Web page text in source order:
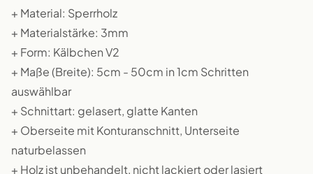
+ Material: Sperrholz
+ Materialstärke: 3mm
+ Form: Kälbchen V2
+ Maße (Breite): 5cm - 50cm in 1cm Schritten
auswählbar
+ Schnittart: gelasert, glatte Kanten
+ Oberseite mit Konturanschnitt, Unterseite
naturbelassen
+ Holz ist unbehandelt, nicht lackiert oder lasiert